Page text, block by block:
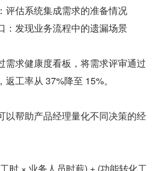
评估系统集成需求的准备情况
：发现业务流程中的遗漏场景
工率从 37%降至 15%。
以帮助产品经理量化不同决策的经